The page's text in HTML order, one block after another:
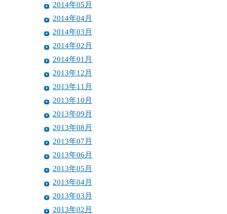
2014年05月
2014年04月
2014年03月
2014年02月
2014年01月
2013年12月
2013年11月
2013年10月
2013年09月
2013年08月
2013年07月
2013年06月
2013年05月
2013年04月
2013年03月
2013年02月